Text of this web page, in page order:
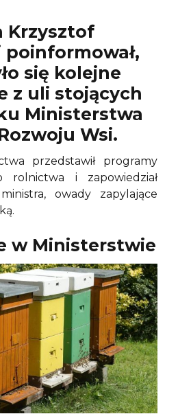
Krzysztof
się kolejne
z uli stojących
Ministerstwa
Wsi.
przedstawił programy
rolnictwa i zapowiedział
owady zapylające
w Ministerstwie